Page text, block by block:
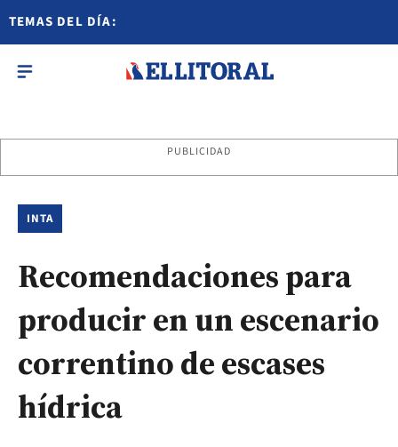
TEMAS DEL DÍA:
PUBLICIDAD
INTA
Recomendaciones para
producir en un escenario
correntino de escases
hídrica